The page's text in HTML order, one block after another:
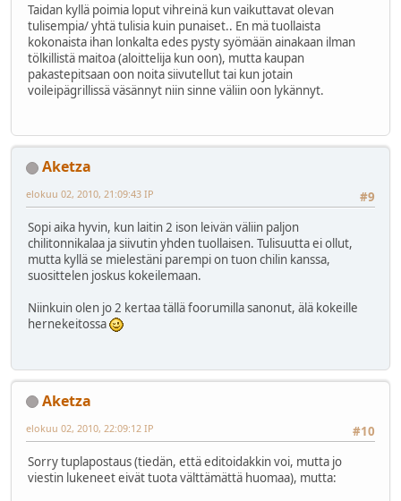
Taidan kyllä poimia loput vihreinä kun vaikuttavat olevan
tulisempia/ yhtä tulisia kuin punaiset.. En mä tuollaista
kokonaista ihan lonkalta edes pysty syömään ainakaan ilman
tölkillistä maitoa (aloittelija kun oon), mutta kaupan
pakastepitsaan oon noita siivutellut tai kun jotain
voileipägrillissä väsännyt niin sinne väliin oon lykännyt.
Aketza
#9
elokuu 02, 2010, 21:09:43 IP
Sopi aika hyvin, kun laitin 2 ison leivän väliin paljon
chilitonnikalaa ja siivutin yhden tuollaisen. Tulisuutta ei ollut,
mutta kyllä se mielestäni parempi on tuon chilin kanssa,
suosittelen joskus kokeilemaan.
Niinkuin olen jo 2 kertaa tällä foorumilla sanonut, älä kokeille
hernekeitossa
Aketza
#10
elokuu 02, 2010, 22:09:12 IP
Sorry tuplapostaus (tiedän, että editoidakkin voi, mutta jo
viestin lukeneet eivät tuota välttämättä huomaa), mutta: